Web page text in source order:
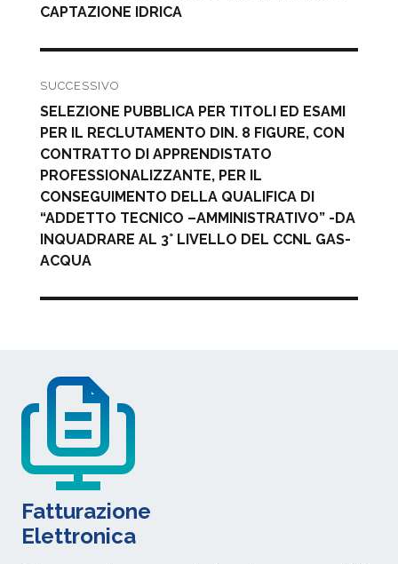
CAPTAZIONE IDRICA
SUCCESSIVO
Articolo
successivo:
SELEZIONE PUBBLICA PER TITOLI ED ESAMI
PER IL RECLUTAMENTO DIN. 8 FIGURE, CON
CONTRATTO DI APPRENDISTATO
PROFESSIONALIZZANTE, PER IL
CONSEGUIMENTO DELLA QUALIFICA DI
“ADDETTO TECNICO –AMMINISTRATIVO” -DA
INQUADRARE AL 3° LIVELLO DEL CCNL GAS-
ACQUA
Fatturazione
Elettronica